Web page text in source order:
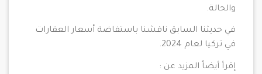
والحالة.
في حديثنا السابق ناقشنا باستفاضة أسعار العقارات
في تركيا لعام 2024.
إقرأ أيضاً المزيد عن :